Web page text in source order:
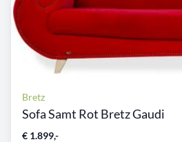
Bretz
Sofa Samt Rot Bretz Gaudi
€ 1.899,-